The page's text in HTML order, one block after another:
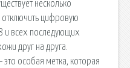
несколько
цифровую
и всех последующих
друг на друга.
особая метка, которая